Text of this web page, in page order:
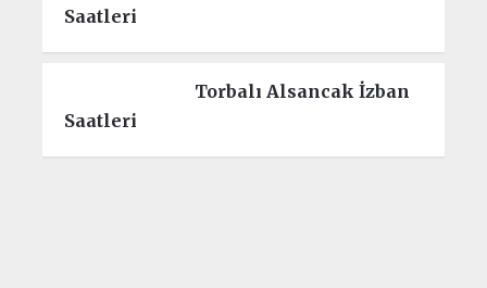
Saatleri
Torbalı Alsancak İzban
Saatleri